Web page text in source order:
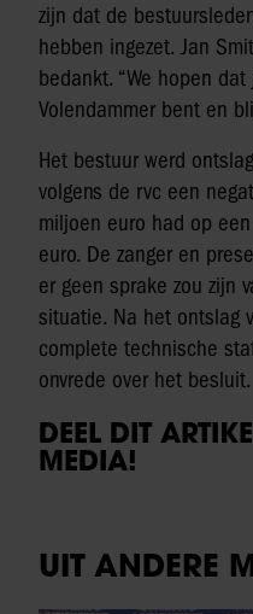
zijn dat de
hebben ingezet. Jan
bedankt. “We hopen
Volendammer bent en
Het bestuur werd
volgens de rvc een
miljoen euro had op
euro. De zanger en
er geen sprake zou zijn
situatie. Na het ontslag
complete technische
onvrede over het besluit.
DEEL DIT
MEDIA!
UIT ANDERE